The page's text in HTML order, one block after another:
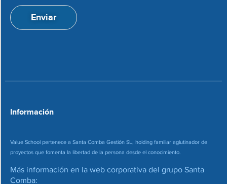
n
d
e
a
c
Enviar
Información
Value School pertenece a Santa Comba Gestión SL, holding familiar aglutinador de
proyectos que fomenta la libertad de la persona desde el conocimiento.
Más información en la web corporativa del grupo Santa
Comba: